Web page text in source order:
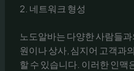
2. 네트워크 형성
노도알바는 다양한 사람들
원이나 상사, 심지어 고객과
할 수 있습니다. 이러한 인맥